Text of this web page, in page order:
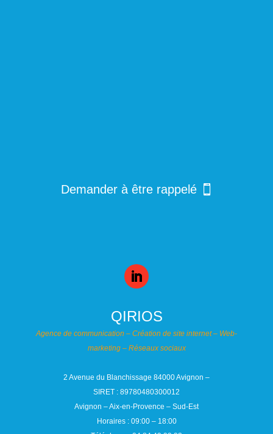
Demander à être rappelé
QIRIOS
Agence de communication – Création de site internet – Web-
marketing – Réseaux sociaux
2 Avenue du Blanchissage 84000 Avignon –
SIRET : 89780480300012
Avignon – Aix-en-Provence – Sud-Est
Horaires : 09:00 – 18:00